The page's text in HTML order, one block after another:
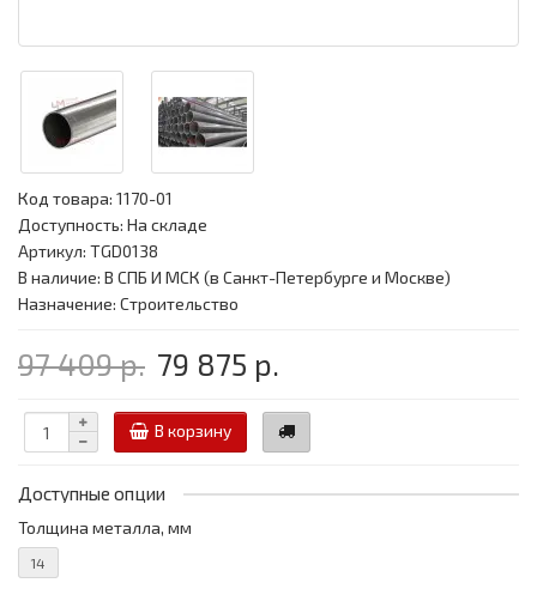
Код товара: 1170-01
Доступность: На складе
Артикул: TGD0138
В наличие: В СПБ И МСК (в Санкт-Петербурге и Москве)
Назначение: Строительство
97 409 р. 79 875 р.
В корзину
Доступные опции
Толщина металла, мм
14